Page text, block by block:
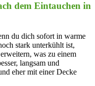
dem Eintauchen in
du⁢ dich sofort in warme
stark⁢ unterkühlt ist,
was zu einem
langsam und
eher mit einer Decke⁤